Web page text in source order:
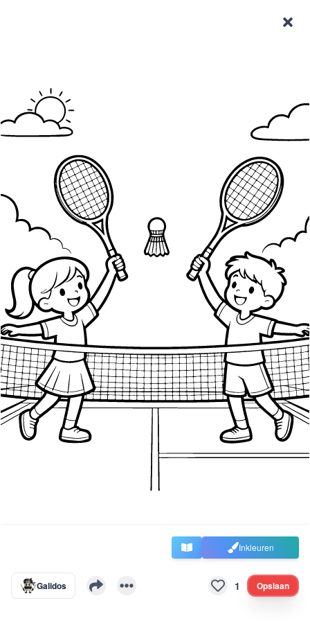
Inkleuren
Galidos 1 Opslaan